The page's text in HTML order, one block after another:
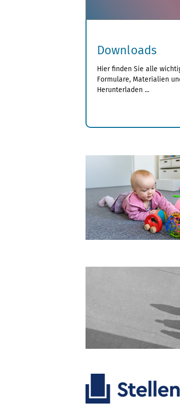
Downloads
Hier finden Sie alle
Formulare, Materialien
Herunterladen ...